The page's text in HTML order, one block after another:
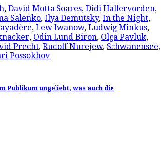
, David Motta Soares, Didi Hallervorden,
Salenko, Ilya Demutsky, In the Night,
, Lew Iwanow, Ludwig Minkus,
, Odin Lund Biron, Olga Pavluk,
Precht, Rudolf Nurejew, Schwanensee,
Possokhov
Publikum ungeliebt, was auch die